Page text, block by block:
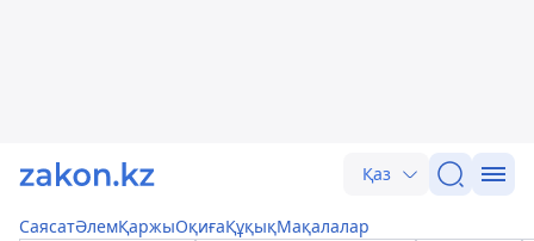
Қаз
СаясатӘлемҚаржыОқиғаҚұқықМақалалар